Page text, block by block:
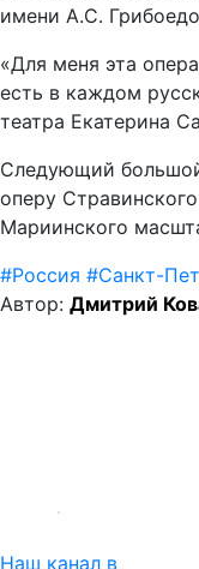
имени А.С.
«Для меня эта
есть в каждом
театра Екатерина
Следующий
оперу
Мариинского
#Россия #Санкт-
Автор: Дмитрий
Наш канал в